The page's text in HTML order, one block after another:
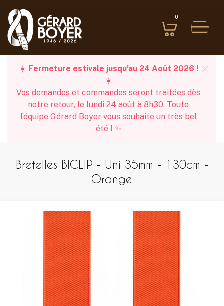
0
☀️ Fermeture estivale jusqu’au 24 Août 2026 !
☀️
Vos demandes et commandes seront traitées dès
notre retour, le lundi 24 août à 8h30. Toute
l’équipe Gérard Boyer vous souhaite un très bel
été ! ✨
Bretelles BICLIP - Uni 35mm - 130cm -
Orange